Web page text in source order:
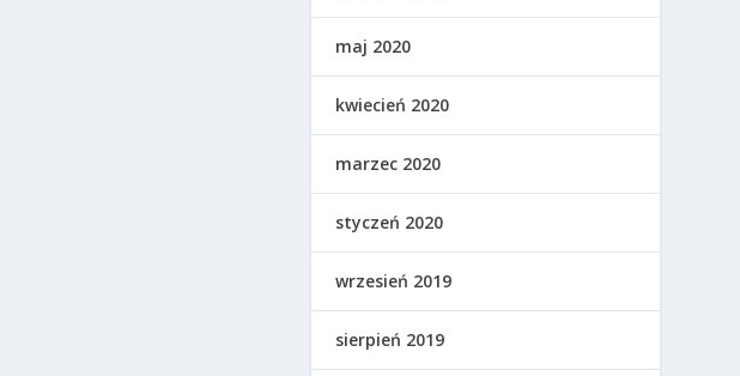
maj 2020
kwiecień 2020
marzec 2020
styczeń 2020
wrzesień 2019
sierpień 2019